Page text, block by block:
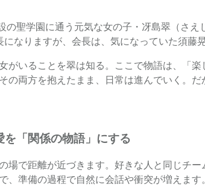
の聖学園に通う元気な女の子・冴島翠（さ
なりますが、会長は、気になっていた須藤
がいることを翠は知る。ここで物語は、「
の両方を抱えたまま、日常は進んでいく。だ
「関係の物語」にする
場で距離が近づきます。好きな人と同じチ
、準備の過程で自然に会話や衝突が増えま